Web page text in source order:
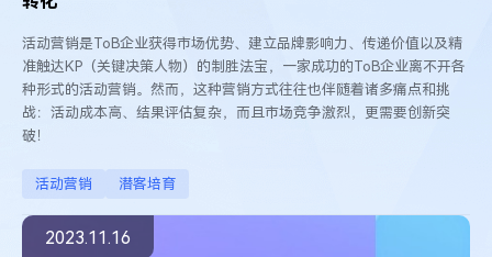
活动营销是ToB企业获得市场优势、建立品牌影响力、传递价值以及精
准触达KP（关键决策人物）的制胜法宝，一家成功的ToB企业离不开各
种形式的活动营销。然而，这种营销方式往往也伴随着诸多痛点和挑
战：活动成本高、结果评估复杂，而且市场竞争激烈，更需要创新突
破！
活动营销 潜客培育
2023.11.16